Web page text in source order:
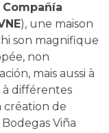
Compañía
), une maison
son magnifique
non
mais aussi à
à différentes
création de
Viña